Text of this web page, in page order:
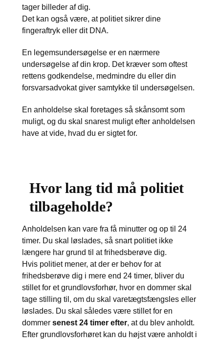
tager billeder af dig.
Det kan også være, at politiet sikrer dine
fingeraftryk eller dit DNA.
En legemsundersøgelse er en nærmere
undersøgelse af din krop. Det kræver som oftest
rettens godkendelse, medmindre du eller din
forsvarsadvokat giver samtykke til undersøgelsen.
En anholdelse skal foretages så skånsomt som
muligt, og du skal snarest muligt efter anholdelsen
have at vide, hvad du er sigtet for.
Hvor lang tid må politiet
tilbageholde?
Anholdelsen kan vare fra få minutter og op til 24
timer. Du skal løslades, så snart politiet ikke
længere har grund til at frihedsberøve dig.
Hvis politiet mener, at der er behov for at
frihedsberøve dig i mere end 24 timer, bliver du
stillet for et grundlovsforhør, hvor en dommer skal
tage stilling til, om du skal varetægtsfængsles eller
løslades. Du skal således være stillet for en
dommer senest 24 timer efter, at du blev anholdt.
Efter grundlovsforhøret kan du højst være anholdt i